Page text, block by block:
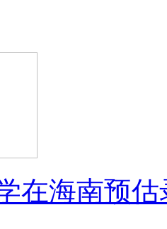
在海南预估